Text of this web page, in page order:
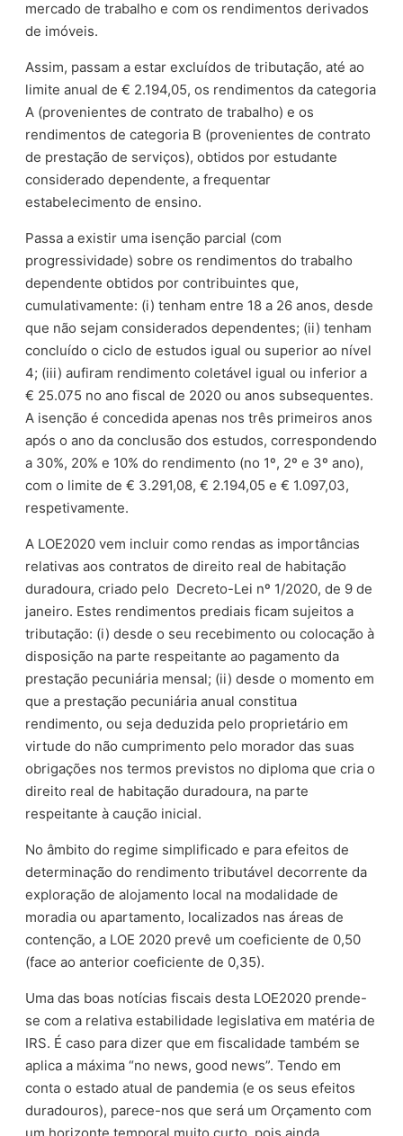
mercado de trabalho e com os rendimentos derivados
de imóveis.
Assim, passam a estar excluídos de tributação, até ao
limite anual de € 2.194,05, os rendimentos da categoria
A (provenientes de contrato de trabalho) e os
rendimentos de categoria B (provenientes de contrato
de prestação de serviços), obtidos por estudante
considerado dependente, a frequentar
estabelecimento de ensino.
Passa a existir uma isenção parcial (com
progressividade) sobre os rendimentos do trabalho
dependente obtidos por contribuintes que,
cumulativamente: (i) tenham entre 18 a 26 anos, desde
que não sejam considerados dependentes; (ii) tenham
concluído o ciclo de estudos igual ou superior ao nível
4; (iii) aufiram rendimento coletável igual ou inferior a
€ 25.075 no ano fiscal de 2020 ou anos subsequentes.
A isenção é concedida apenas nos três primeiros anos
após o ano da conclusão dos estudos, correspondendo
a 30%, 20% e 10% do rendimento (no 1º, 2º e 3º ano),
com o limite de € 3.291,08, € 2.194,05 e € 1.097,03,
respetivamente.
A LOE2020 vem incluir como rendas as importâncias
relativas aos contratos de direito real de habitação
duradoura, criado pelo Decreto-Lei nº 1/2020, de 9 de
janeiro. Estes rendimentos prediais ficam sujeitos a
tributação: (i) desde o seu recebimento ou colocação à
disposição na parte respeitante ao pagamento da
prestação pecuniária mensal; (ii) desde o momento em
que a prestação pecuniária anual constitua
rendimento, ou seja deduzida pelo proprietário em
virtude do não cumprimento pelo morador das suas
obrigações nos termos previstos no diploma que cria o
direito real de habitação duradoura, na parte
respeitante à caução inicial.
No âmbito do regime simplificado e para efeitos de
determinação do rendimento tributável decorrente da
exploração de alojamento local na modalidade de
moradia ou apartamento, localizados nas áreas de
contenção, a LOE 2020 prevê um coeficiente de 0,50
(face ao anterior coeficiente de 0,35).
Uma das boas notícias fiscais desta LOE2020 prende-
se com a relativa estabilidade legislativa em matéria de
IRS. É caso para dizer que em fiscalidade também se
aplica a máxima “no news, good news”. Tendo em
conta o estado atual de pandemia (e os seus efeitos
duradouros), parece-nos que será um Orçamento com